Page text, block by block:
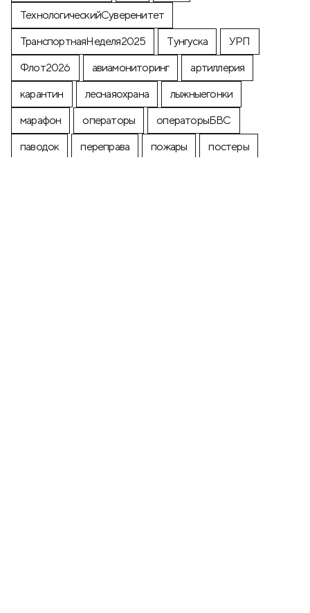
ТехнологическийСуверенитет
ТранспортнаяНеделя2025
Тунгуска
УРП
Флот2026
авиамониторинг
артиллерия
карантин
леснаяохрана
лыжныегонки
марафон
операторы
операторыБВС
паводок
переправа пожары
постеры